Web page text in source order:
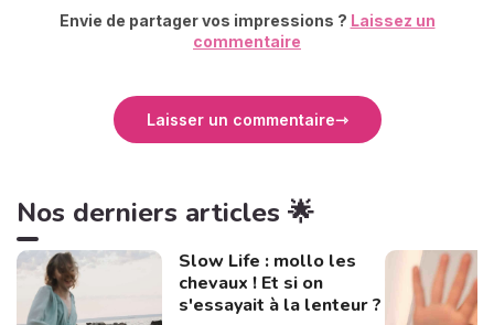
Envie de partager vos impressions ? Laissez un
commentaire
Laisser un commentaire
Nos derniers articles 🌟
Slow Life : mollo les
chevaux ! Et si on
s'essayait à la lenteur ?